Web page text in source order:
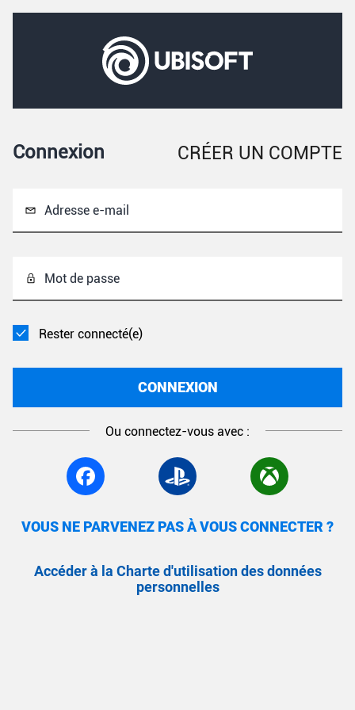
Connexion CRÉER UN COMPTE
Adresse e-mail
Mot de passe
Rester connecté(e)
CONNEXION
Ou connectez-vous avec :
VOUS NE PARVENEZ PAS À VOUS CONNECTER ?
Accéder à la Charte d'utilisation des données
personnelles